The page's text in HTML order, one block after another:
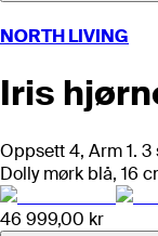
NORTH LIVING
Iris
Oppsett 4, Arm 1.
Dolly mørk blå, 16
46 999,00 kr